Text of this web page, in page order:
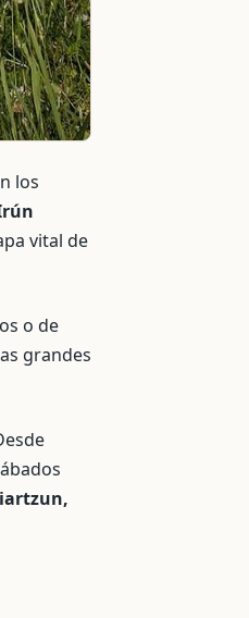
los
vital de
o de
grandes